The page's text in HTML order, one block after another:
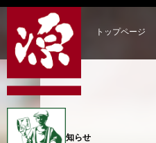
トップページ
お知らせ